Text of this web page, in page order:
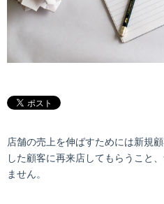
店舗の売上を伸ばすためには新規
した顧客に再来店してもらうこと
ません。